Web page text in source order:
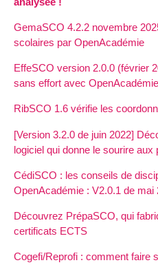
GemaSCO 4.2.2 novembre
scolaires par OpenAcadémie
EffeSCO version 2.0.0 (février
sans effort avec OpenAcadémie
RibSCO 1.6 vérifie les
[Version 3.2.0 de juin 2022]
logiciel qui donne le sourire aux
CédiSCO : les conseils de
OpenAcadémie : V2.0.1 de mai
Découvrez PrépaSCO, qui
certificats ECTS
Cogefi/Reprofi : comment faire